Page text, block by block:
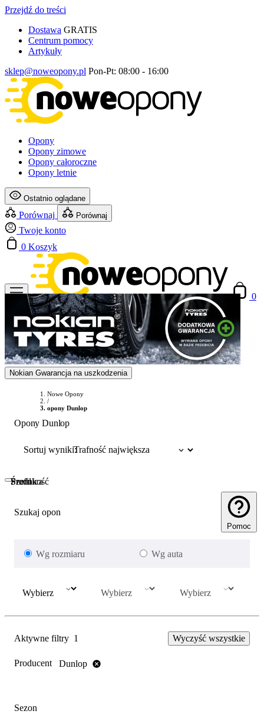
Przejdź do treści
Dostawa GRATIS
Centrum pomocy
Artykuły
sklep@noweopony.pl Pon-Pt: 08:00 - 16:00
Opony
Opony zimowe
Opony całoroczne
Opony letnie
Ostatnio oglądane
Porównaj Porównaj
Twoje konto
0 Koszyk
0
Nokian Gwarancja na uszkodzenia
Nowe Opony
/
opony Dunlop
Opony Dunlop
Sortuj wyniki:
Szukaj opon
Pomoc
Wg rozmiaru Wg auta
Szerokość
Profil
Średnica
Aktywne filtry 1 Wyczyść wszystkie
Producent Dunlop
Sezon